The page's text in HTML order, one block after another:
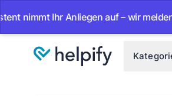
Anliegen auf – wir melden uns mit